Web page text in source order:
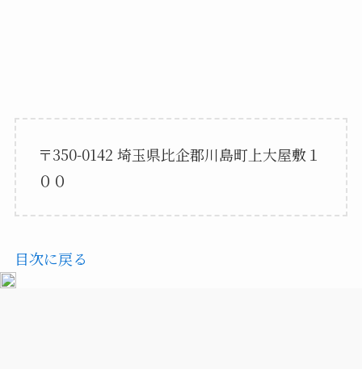
〒350-0142 埼玉県比企郡川島町上大屋敷１
００
目次に戻る